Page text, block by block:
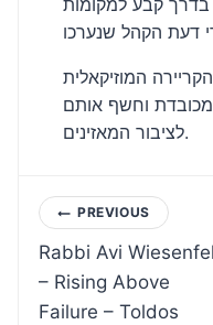
המוזיקאלית
וחשף אותם
לציבור המאזינים.
Post
navigation
PREVIOUS
Rabbi Avi
– Rising Above
Failure – Toldos